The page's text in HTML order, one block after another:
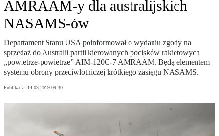
AMRAAM-y dla australijskich
NASAMS-ów
Departament Stanu USA poinformował o wydaniu zgody na
sprzedaż do Australii partii kierowanych pocisków rakietowych
„powietrze-powietrze” AIM-120C-7 AMRAAM. Będą elementem
systemu obrony przeciwlotniczej krótkiego zasięgu NASAMS.
Publikacja: 14.03.2019 09:30